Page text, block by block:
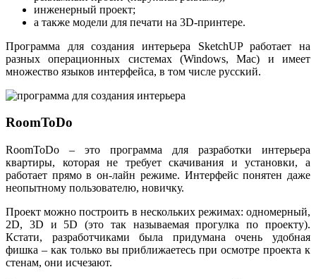
инженерный проект;
а также модели для печати на 3D-принтере.
Программа для создания интерьера SketchUP работает на
разных операционных системах (Windows, Mас) и имеет
множество языков интерфейса, в том числе русский.
RoomToDo
RoomToDo – это программа для разработки интерьера
квартиры, которая не требует скачивания и установки, а
работает прямо в он-лайн режиме. Интерфейс понятен даже
неопытному пользователю, новичку.
Проект можно построить в нескольких режимах: одномерный,
2D, 3D и 5D (это так называемая прогулка по проекту).
Кстати, разработчиками была придумана очень удобная
фишка – как только вы приближаетесь при осмотре проекта к
стенам, они исчезают.